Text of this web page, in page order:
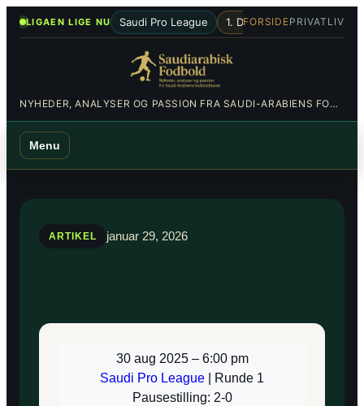
SpringLIGAEN LIGE NU Saudi Pro League 1. Division Al-Hilal•Al-
FORSIDEPRIVATLIV
NYHEDER, ANALYSER OG PASSION FRA SAUDI-ARABIENS FODBOLDBANER
Menu
ARTIKEL januar 29, 2026
30 aug 2025 – 6:00 pm
Saudi Pro League
| Runde 1
Pausestilling: 2-0